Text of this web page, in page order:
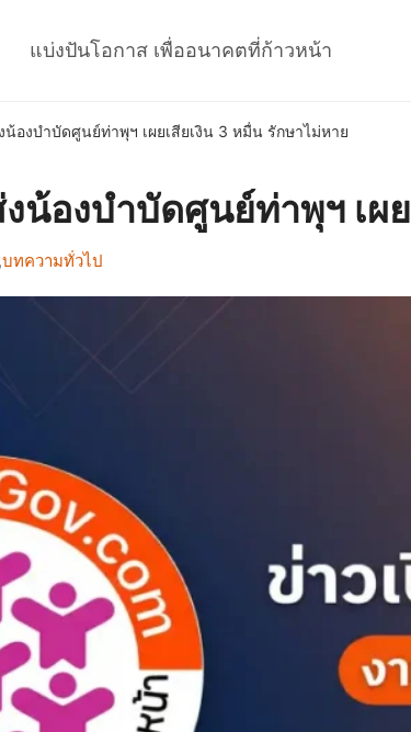
แบ่งปันโอกาส เพื่ออนาคตที่ก้าวหน้า
องบำบัดศูนย์ท่าพุฯ เผยเสียเงิน 3 หมื่น รักษาไม่หาย
น้องบำบัดศูนย์ท่าพุฯ เผ
,บทความทั่วไป